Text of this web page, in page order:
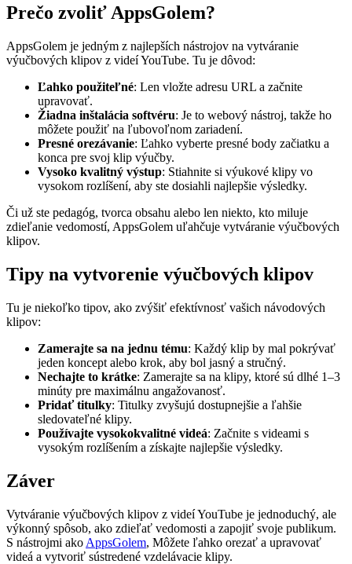
Prečo zvoliť AppsGolem?
AppsGolem je jedným z najlepších nástrojov na vytváranie
výučbových klipov z videí YouTube. Tu je dôvod:
Ľahko použiteľné: Len vložte adresu URL a začnite
upravovať.
Žiadna inštalácia softvéru: Je to webový nástroj, takže ho
môžete použiť na ľubovoľnom zariadení.
Presné orezávanie: Ľahko vyberte presné body začiatku a
konca pre svoj klip výučby.
Vysoko kvalitný výstup: Stiahnite si výukové klipy vo
vysokom rozlíšení, aby ste dosiahli najlepšie výsledky.
Či už ste pedagóg, tvorca obsahu alebo len niekto, kto miluje
zdieľanie vedomostí, AppsGolem uľahčuje vytváranie výučbových
klipov.
Tipy na vytvorenie výučbových klipov
Tu je niekoľko tipov, ako zvýšiť efektívnosť vašich návodových
klipov:
Zamerajte sa na jednu tému: Každý klip by mal pokrývať
jeden koncept alebo krok, aby bol jasný a stručný.
Nechajte to krátke: Zamerajte sa na klipy, ktoré sú dlhé 1–3
minúty pre maximálnu angažovanosť.
Pridať titulky: Titulky zvyšujú dostupnejšie a ľahšie
sledovateľné klipy.
Používajte vysokokvalitné videá: Začnite s videami s
vysokým rozlíšením a získajte najlepšie výsledky.
Záver
Vytváranie výučbových klipov z videí YouTube je jednoduchý, ale
výkonný spôsob, ako zdieľať vedomosti a zapojiť svoje publikum.
S nástrojmi ako AppsGolem, Môžete ľahko orezať a upravovať
videá a vytvoriť sústredené vzdelávacie klipy.